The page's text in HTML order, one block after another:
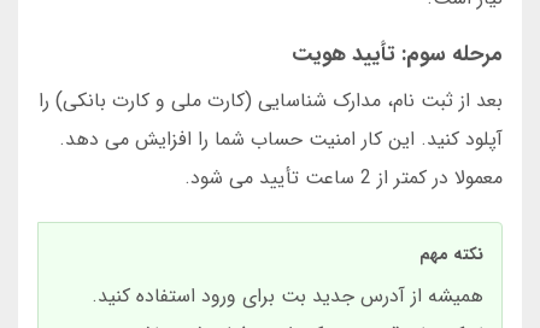
مرحله سوم: تأیید هویت
بعد از ثبت نام، مدارک شناسایی (کارت ملی و کارت بانکی) را
آپلود کنید. این کار امنیت حساب شما را افزایش می دهد.
معمولا در کمتر از 2 ساعت تأیید می شود.
نکته مهم
همیشه از آدرس جدید بت برای ورود استفاده کنید.